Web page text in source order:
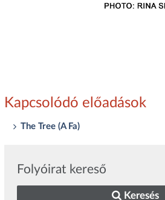
Kapcsolódó előadások
The Tree (A Fa)
Folyóirat kereső
Keresés